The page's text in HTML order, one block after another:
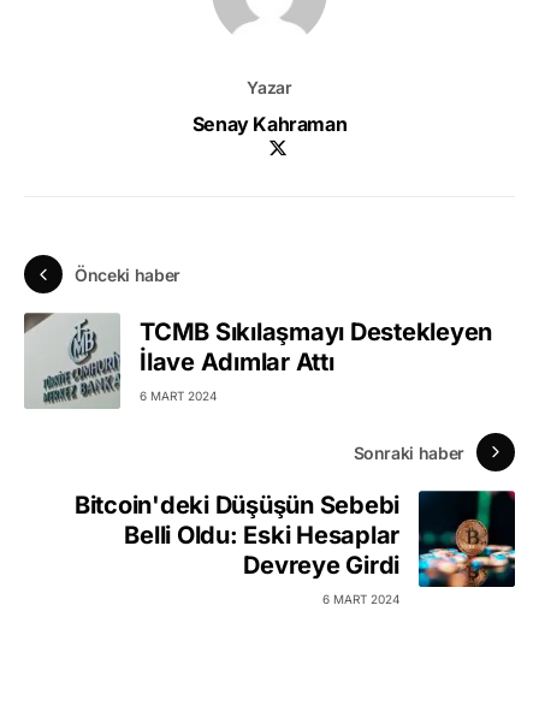
Yazar
Senay Kahraman
Önceki haber
TCMB Sıkılaşmayı Destekleyen
İlave Adımlar Attı
6 MART 2024
Sonraki haber
Bitcoin'deki Düşüşün Sebebi
Belli Oldu: Eski Hesaplar
Devreye Girdi
6 MART 2024